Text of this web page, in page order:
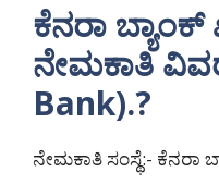
ಕೆನರಾ
ನೇಮಕಾತಿ
Bank).?
ನೇಮಕಾತಿ ಸಂಸ್ಥೆ:- ಕೆನರಾ